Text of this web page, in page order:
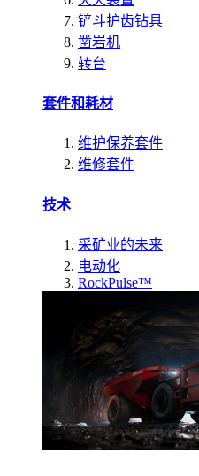
铲斗护齿钻具
凿岩机
转台
套件和耗材
维护保养套件
维修套件
技术
采矿业的未来
电动化
RockPulse™